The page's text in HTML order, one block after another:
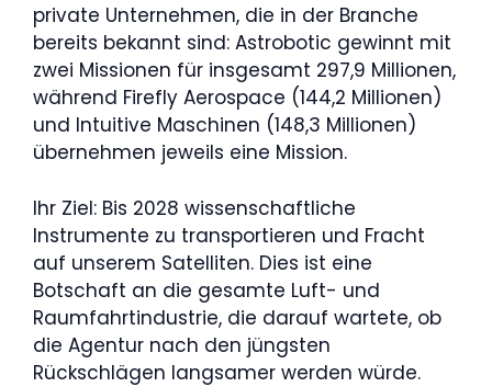
private Unternehmen, die in der Branche
bereits bekannt sind: Astrobotic gewinnt mit
zwei Missionen für insgesamt 297,9 Millionen,
während Firefly Aerospace (144,2 Millionen)
und Intuitive Maschinen (148,3 Millionen)
übernehmen jeweils eine Mission.
Ihr Ziel: Bis 2028 wissenschaftliche
Instrumente zu transportieren und Fracht
auf unserem Satelliten. Dies ist eine
Botschaft an die gesamte Luft- und
Raumfahrtindustrie, die darauf wartete, ob
die Agentur nach den jüngsten
Rückschlägen langsamer werden würde.